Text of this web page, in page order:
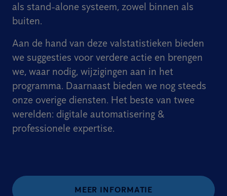
als stand-alone systeem, zowel binnen als
buiten.
Aan de hand van deze valstatistieken bieden
we suggesties voor verdere actie en brengen
we, waar nodig, wijzigingen aan in het
programma. Daarnaast bieden we nog steeds
onze overige diensten. Het beste van twee
werelden: digitale automatisering &
professionele expertise.
MEER INFORMATIE